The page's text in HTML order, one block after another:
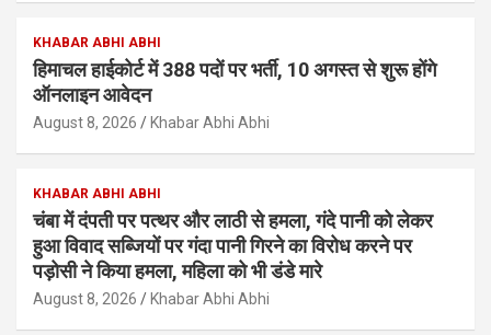
KHABAR ABHI ABHI
हिमाचल हाईकोर्ट में 388 पदों पर भर्ती, 10 अगस्त से शुरू होंगे
ऑनलाइन आवेदन
August 8, 2026 Khabar Abhi Abhi
KHABAR ABHI ABHI
चंबा में दंपती पर पत्थर और लाठी से हमला, गंदे पानी को लेकर
हुआ विवाद सब्जियों पर गंदा पानी गिरने का विरोध करने पर
पड़ोसी ने किया हमला, महिला को भी डंडे मारे
August 8, 2026 Khabar Abhi Abhi